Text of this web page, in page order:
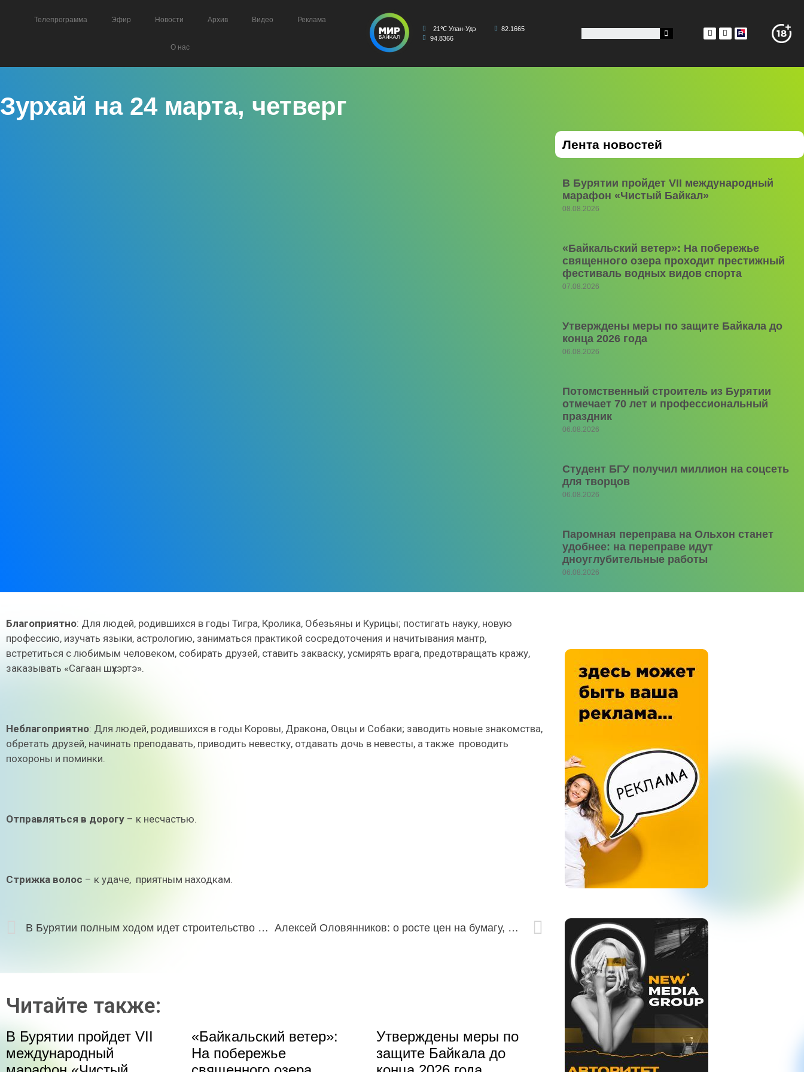
Телепрограмма Эфир Новости Архив Видео Реклама
О нас
21℃ Улан-Удэ
82.1665
94.8366
Зурхай на 24 марта, четверг
Лента новостей
В Бурятии пройдет VII международный
марафон «Чистый Байкал»
08.08.2026
«Байкальский ветер»: На побережье
священного озера проходит престижный
фестиваль водных видов спорта
07.08.2026
Утверждены меры по защите Байкала до
конца 2026 года
06.08.2026
Потомственный строитель из Бурятии
отмечает 70 лет и профессиональный
праздник
06.08.2026
Студент БГУ получил миллион на соцсеть
для творцов
06.08.2026
Паромная переправа на Ольхон станет
удобнее: на переправе идут
дноуглубительные работы
06.08.2026
Благоприятно: Для людей, родившихся в годы Тигра, Кролика, Обезьяны и Курицы; постигать науку, новую
профессию, изучать языки, астрологию, заниматься практикой сосредоточения и начитывания мантр,
встретиться с любимым человеком, собирать друзей, ставить закваску, усмирять врага, предотвращать кражу,
заказывать «Сагаан шүхэртэ».
Неблагоприятно: Для людей, родившихся в годы Коровы, Дракона, Овцы и Собаки; заводить новые знакомства,
обретать друзей, начинать преподавать, приводить невестку, отдавать дочь в невесты, а также проводить
похороны и поминки.
Отправляться в дорогу – к несчастью.
Стрижка волос – к удаче, приятным находкам.
В Бурятии полным ходом идет строительство школы в селе Сотниково Алексей Оловянников: о росте цен на бумагу, хлеб и сахар и прогнозах
Читайте также:
В Бурятии пройдет VII
международный
«Байкальский ветер»:
На побережье
Утверждены меры по
защите Байкала до